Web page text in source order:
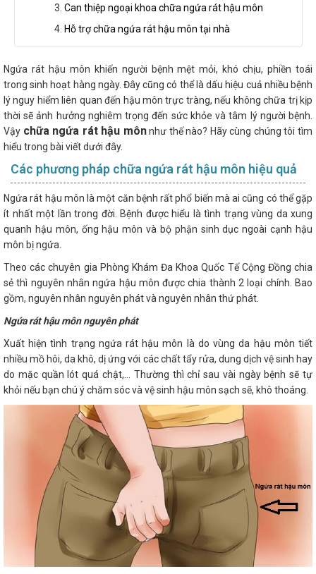
Can thiệp ngoại khoa chữa ngứa rát hậu môn
Hỗ trợ chữa ngứa rát hậu môn tại nhà
Ngứa rát hậu môn khiến người bệnh mệt mỏi, khó chịu, phiền toái
trong sinh hoạt hàng ngày. Đây cũng có thể là dấu hiệu cuả nhiều bệnh
lý nguy hiểm liên quan đến hậu môn trực tràng, nếu không chữa trị kịp
thời sẽ ảnh hưởng nghiêm trọng đến sức khỏe và tâm lý người bệnh.
Vậy chữa ngứa rát hậu mônnhư thế nào? Hãy cùng chúng tôi tìm
hiểu trong bài viết dưới đây.
Các phương pháp chữa ngứa rát hậu môn hiệu quả
Ngứa rát hậu môn là một căn bệnh rất phổ biến mà ai cũng có thể gặp
ít nhất một lần trong đời. Bệnh được hiểu là tình trạng vùng da xung
quanh hậu môn, ống hậu môn và bộ phận sinh dục ngoài cạnh hậu
môn bị ngứa.
Theo các chuyên gia Phòng Khám Đa Khoa Quốc Tế Cộng Đồng chia
sẻ thì nguyên nhân ngứa hậu môn được chia thành 2 loại chính. Bao
gồm, nguyên nhân nguyên phát và nguyên nhân thứ phát.
Ngứa rát hậu môn nguyên phát
Xuất hiện tình trạng ngứa rát hậu môn là do vùng da hậu môn tiết
nhiều mồ hôi, da khô, dị ứng với các chất tẩy rửa, dung dịch vệ sinh hay
do mặc quần lót quá chật,… Thường thì chỉ sau vài ngày bệnh sẽ tự
khỏi nếu bạn chú ý chăm sóc và vệ sinh hậu môn sạch sẽ, khô thoáng.